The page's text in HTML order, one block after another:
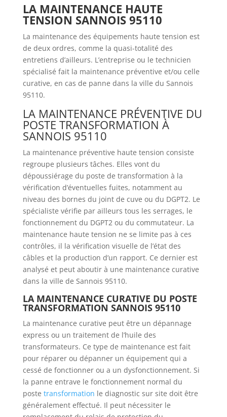
LA MAINTENANCE HAUTE
TENSION SANNOIS 95110
La maintenance des équipements haute tension est
de deux ordres, comme la quasi-totalité des
entretiens d’ailleurs. L’entreprise ou le technicien
spécialisé fait la maintenance préventive et/ou celle
curative, en cas de panne dans la ville du Sannois
95110.
LA MAINTENANCE PRÉVENTIVE DU
POSTE TRANSFORMATION À
SANNOIS 95110
La maintenance préventive haute tension consiste
regroupe plusieurs tâches. Elles vont du
dépoussiérage du poste de transformation à la
vérification d’éventuelles fuites, notamment au
niveau des bornes du joint de cuve ou du DGPT2. Le
spécialiste vérifie par ailleurs tous les serrages, le
fonctionnement du DGPT2 ou du commutateur. La
maintenance haute tension ne se limite pas à ces
contrôles, il la vérification visuelle de l’état des
câbles et la production d’un rapport. Ce dernier est
analysé et peut aboutir à une maintenance curative
dans la ville de Sannois 95110.
LA MAINTENANCE CURATIVE DU POSTE
TRANSFORMATION SANNOIS 95110
La maintenance curative peut être un dépannage
express ou un traitement de l’huile des
transformateurs. Ce type de maintenance est fait
pour réparer ou dépanner un équipement qui a
cessé de fonctionner ou a un dysfonctionnement. Si
la panne entrave le fonctionnement normal du
poste transformation le diagnostic sur site doit être
généralement effectué. Il peut nécessiter le